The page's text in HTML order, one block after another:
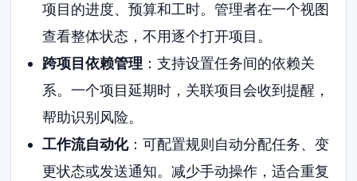
项目的进度、预算和工时。管理者在一个视图
查看整体状态，不用逐个打开项目。
跨项目依赖管理 ：支持设置任务间的依赖关
系。一个项目延期时，关联项目会收到提醒，
帮助识别风险。
工作流自动化：可配置规则自动分配任务、变
更状态或发送通知。减少手动操作，适合重复